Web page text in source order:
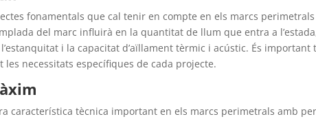
fonamentals que cal tenir en compte en els marcs perimetrals
del marc influirà en la quantitat de llum que entra a
i la capacitat d’aïllament tèrmic i acústic. És important
necessitats específiques de cada projecte.
característica tècnica important en els marcs perimetrals amb